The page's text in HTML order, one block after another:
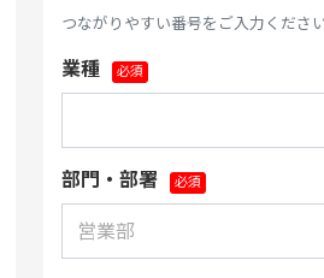
つながりやすい番号をご入力ください
業種
部門・部署